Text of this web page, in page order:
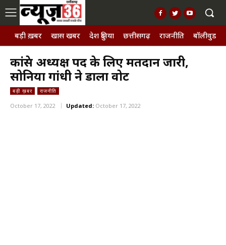
बड़ी ख़बर खास खबर देश दुनिया छत्तीसगढ़ राजनीति बॉलीवुड,
कांग्रेस अध्यक्ष पद के लिए मतदान जारी,
सोनिया गांधी ने डाला वोट
बड़ी ख़बर राजनीति
October 17, 2022 Updated: October 17, 2022